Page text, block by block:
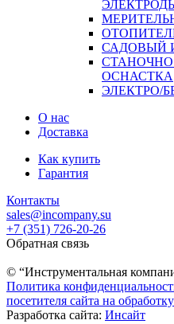
САДОВЫЙ
ОСНАСТКА
ЭЛЕКТРО/
О нас
Доставка
Как купить
Гарантия
Контакты
sales@incompany.su
+7 (351) 726-20-26
Обратная связь
© “Инструментальная
Политика
посетителя сайта на
Разработка сайта: Инсайт